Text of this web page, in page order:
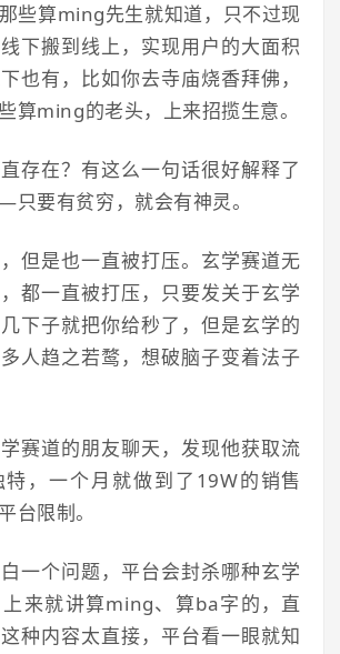
些算ming先生就知道，只不过现
下搬到线上，实现用户的大面积
也有，比如你去寺庙烧香拜佛，
算ming的老头，上来招揽生意。
存在？有这么一句话很好解释了
要有贫穷，就会有神灵。
但是也一直被打压。玄学赛道无
都一直被打压，只要发关于玄学
下子就把你给秒了，但是玄学的
人趋之若鹜，想破脑子变着法子
赛道的朋友聊天，发现他获取流
，一个月就做到了19W的销售
台限制。
一个问题，平台会封杀哪种玄学
来就讲算ming、算ba字的，直
种内容太直接，平台看一眼就知